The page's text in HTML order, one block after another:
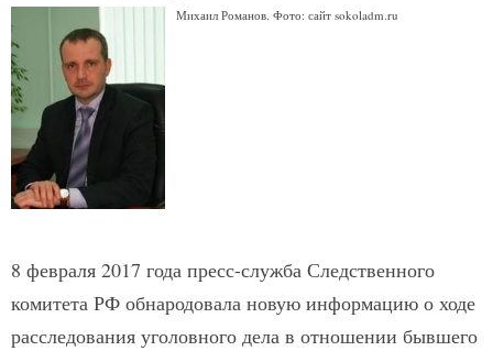
Михаил Романов. Фото: сайт sokoladm.ru
8 февраля 2017 года пресс-служба Следственного
комитета РФ обнародовала новую информацию о ходе
расследования уголовного дела в отношении бывшего